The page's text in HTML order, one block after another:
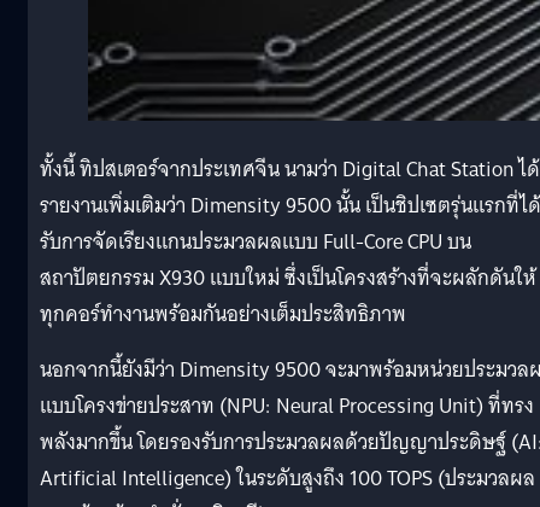
ทั้งนี้ ทิปสเตอร์จากประเทศจีน นามว่า Digital Chat Station ได้
รายงานเพิ่มเติมว่า Dimensity 9500 นั้น เป็นชิปเซตรุ่นแรกที่ได้
รับการจัดเรียงแกนประมวลผลแบบ Full-Core CPU บน
สถาปัตยกรรม X930 แบบใหม่ ซึ่งเป็นโครงสร้างที่จะผลักดันให้
ทุกคอร์ทำงานพร้อมกันอย่างเต็มประสิทธิภาพ
นอกจากนี้ยังมีว่า Dimensity 9500 จะมาพร้อมหน่วยประมวล
แบบโครงข่ายประสาท (NPU: Neural Processing Unit) ที่ทรง
พลังมากขึ้น โดยรองรับการประมวลผลด้วยปัญญาประดิษฐ์
Artificial Intelligence) ในระดับสูงถึง 100 TOPS (ประมวลผล